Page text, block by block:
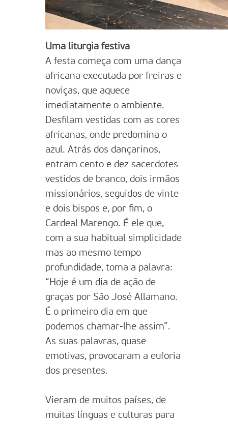
Uma liturgia festiva
A festa começa com uma dança
africana executada por freiras e
noviças, que aquece
imediatamente o ambiente.
Desfilam vestidas com as cores
africanas, onde predomina o
azul. Atrás dos dançarinos,
entram cento e dez sacerdotes
vestidos de branco, dois irmãos
missionários, seguidos de vinte
e dois bispos e, por fim, o
Cardeal Marengo. É ele que,
com a sua habitual simplicidade
mas ao mesmo tempo
profundidade, toma a palavra:
“Hoje é um dia de ação de
graças por São José Allamano.
É o primeiro dia em que
podemos chamar-lhe assim”.
As suas palavras, quase
emotivas, provocaram a euforia
dos presentes.
Vieram de muitos países, de
muitas línguas e culturas para